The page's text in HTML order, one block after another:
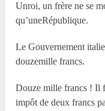
Unroi, un frère ne se
qu’uneRépublique.
Le Gouvernement
douzemille francs.
Douze mille francs ! Il
impôt de deux francs